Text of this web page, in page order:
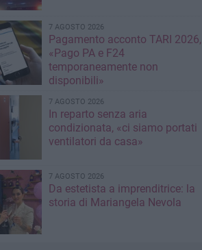
7 AGOSTO 2026
Pagamento acconto TARI 2026,
«Pago PA e F24
temporaneamente non
disponibili»
7 AGOSTO 2026
In reparto senza aria
condizionata, «ci siamo portati
ventilatori da casa»
7 AGOSTO 2026
Da estetista a imprenditrice: la
storia di Mariangela Nevola